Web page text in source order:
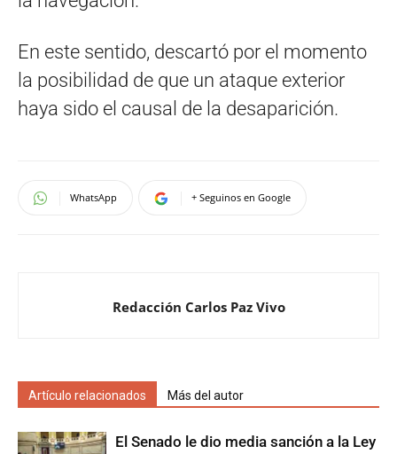
En este sentido, descartó por el momento
la posibilidad de que un ataque exterior
haya sido el causal de la desaparición.
WhatsApp + Seguinos en Google
Redacción Carlos Paz Vivo
Artículo relacionados Más del autor
El Senado le dio media sanción a la Ley